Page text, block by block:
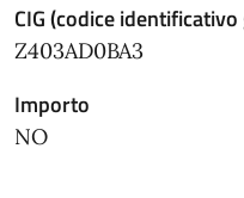
CIG (codice identificativo
Z403AD0BA3
Importo
NO